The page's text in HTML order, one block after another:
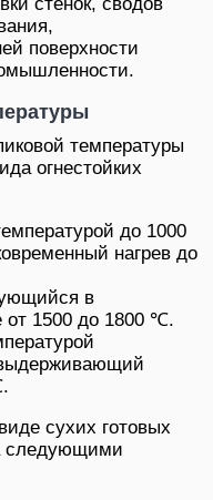
поверхности
температуры
огнестойких
до 1000
нагрев до
в
от 1500 до 1800 ℃.
сухих готовых
следующими